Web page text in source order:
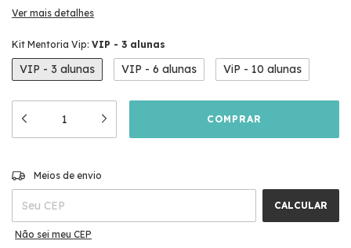
Ver mais detalhes
Kit Mentoria Vip: VIP - 3 alunas
VIP - 3 alunas VIP - 6 alunas ViP - 10 alunas
Entregas para o CEP:
Meios de envio
CALCULAR
Não sei meu CEP